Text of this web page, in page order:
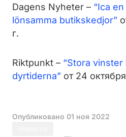
Dagens Nyheter – “Ica
lönsamma butikskedjor”
г.
Riktpunkt – “Stora
dyrtiderna” от 24
Опубликовано 01 ноя 2022